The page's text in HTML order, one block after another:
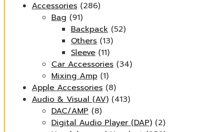
Accessories (286)
Bag (91)
Backpack (52)
Others (13)
Sleeve (11)
Car Accessories (34)
Mixing Amp (1)
Apple Accessories (8)
Audio & Visual (AV) (413)
DAC/AMP (8)
Digital Audio Player (DAP) (2)